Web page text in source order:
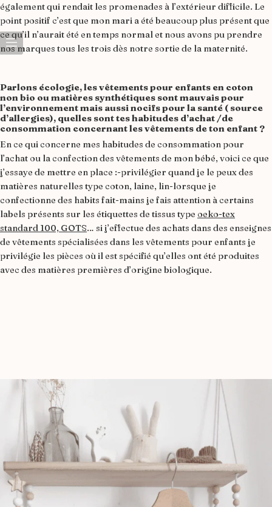
également qui rendait les promenades à l’extérieur difficile. Le
point positif c’est que mon mari a été beaucoup plus présent que
ce qu’il n’aurait été en temps normal et nous avons pu prendre
nos marques tous les trois dès notre sortie de la maternité.
Parlons écologie, les vêtements pour enfants en coton
non bio ou matières synthétiques sont mauvais pour
l’environnement mais aussi nocifs pour la santé ( source
d’allergies), quelles sont tes habitudes d’achat /de
consommation concernant les vêtements de ton enfant ?
En ce qui concerne mes habitudes de consommation pour
l’achat ou la confection des vêtements de mon bébé, voici ce que
j’essaye de mettre en place :-privilégier quand je le peux des
matières naturelles type coton, laine, lin-lorsque je
confectionne des habits fait-mains je fais attention à certains
labels présents sur les étiquettes de tissus type oeko-tex
standard 100, GOTS… si j’effectue des achats dans des enseignes
de vêtements spécialisées dans les vêtements pour enfants je
privilégie les pièces où il est spécifié qu’elles ont été produites
avec des matières premières d’origine biologique.